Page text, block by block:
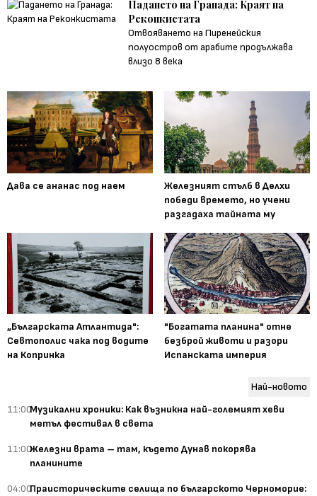
Падането на Гранада: Краят на
Реконкистата
Отвояването на Пиренейския
полуостров от арабите продължава
влизо 8 века
Дава се ананас под наем
Железният стълб в Делхи
победи времето, но учени
разгадаха тайната му
„Българската Атлантида":
Севтополис чака под водите
на Копринка
"Богатата планина" отне
безброй животи и разори
Испанската империя
Най-новото
11:00Музикални хроники: Как възникна най-големият хеви
метъл фестивал в света
11:00Железни врата – там, където Дунав покорява
планините
04:00Праисторическите селища по българското Черноморие: